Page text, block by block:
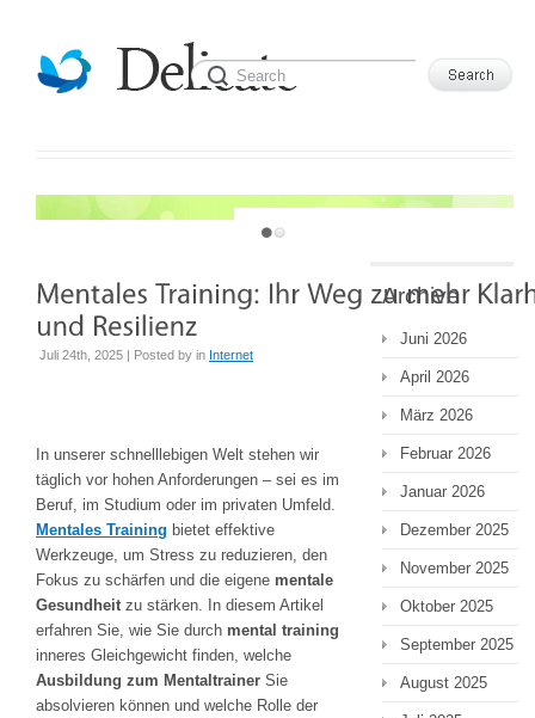
JUST ANOTHER WORDPRESS SITE
Juli 24th, 2025 | Posted by in Internet
In unserer schnelllebigen Welt stehen wir
täglich vor hohen Anforderungen – sei es im
Beruf, im Studium oder im privaten Umfeld.
Mentales Training bietet effektive
Werkzeuge, um Stress zu reduzieren, den
Fokus zu schärfen und die eigene mentale
Gesundheitzu stärken. In diesem Artikel
erfahren Sie, wie Sie durch mental training
inneres Gleichgewicht finden, welche
Ausbildung zum Mentaltrainer Sie
absolvieren können und welche Rolle der
Archive
Juni 2026
April 2026
März 2026
Februar 2026
Januar 2026
Dezember 2025
November 2025
Oktober 2025
September 2025
August 2025